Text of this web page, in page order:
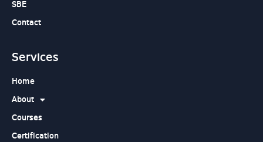
SBE
Contact
Services
Home
About
Courses
Certification